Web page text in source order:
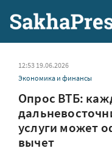
12:53 19.06.2026
Экономика и финансы
Опрос ВТБ:
услуги может
вычет